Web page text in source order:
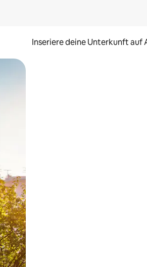
Inseriere deine Unterkunft auf
oder Wischgesten.